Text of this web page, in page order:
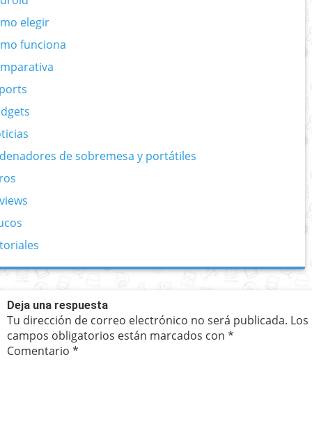
elegir
funciona
de sobremesa y portátiles
Deja una respuesta
Tu dirección de correo electrónico no será publicada. Los
campos obligatorios están marcados con *
Comentario *